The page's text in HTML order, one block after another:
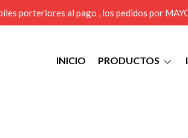
porteriores al pago , los pedidos por
INICIO PRODUCTOS